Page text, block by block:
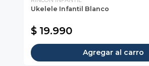
Ukelele Infantil Blanco
$ 19.990
Agregar al carro